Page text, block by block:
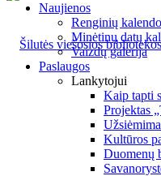
Naujienos
Renginių
Minėtinų datų
Vaizdų galerija
Paslaugos
Lankytojui
Kaip tapti
Projektas
Kultūros
Duomenų